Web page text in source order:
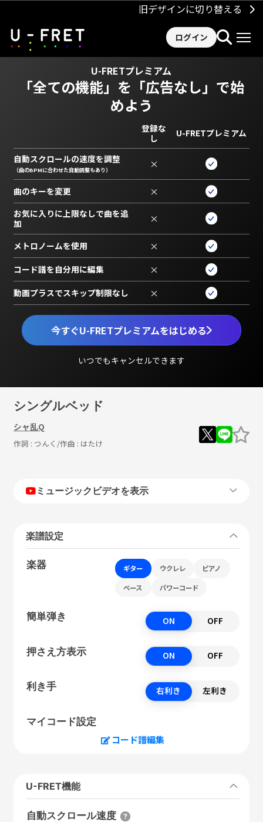
旧デザインに切り替える
ログイン
U-FRETプレミアム
「全ての機能」を 「広告なし」で始
めよう
今すぐU-FRETプレミアムをはじめる
いつでもキャンセルできます
登録な
し
U-FRETプレミアム
自動スクロールの速度を調整
（曲のBPMに合わせた自動調整もあり） ×
曲のキーを変更 ×
お気に入りに上限なしで曲を追
加
×
メトロノームを使用 ×
コード譜を自分用に編集 ×
動画プラスでスキップ制限なし ×
シングルベッド
シャ乱Q
作詞 : つんく /作曲 : はたけ
ミュージックビデオを表示
楽譜設定
楽器 ギター ウクレレ ピアノ
ベース パワーコード
簡単弾き ON OFF
押さえ方表示 ON OFF
利き手 右利き 左利き
マイコード設定
コード譜編集
U-FRET機能
自動スクロール速度